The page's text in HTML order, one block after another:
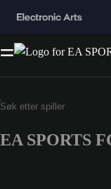
EA SPORTS